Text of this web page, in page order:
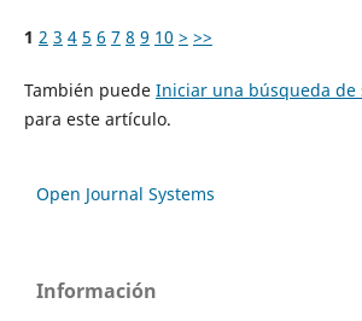
1 2 3 4 5 6 7 8 9 10 > >>
También puede Iniciar una búsqueda de
para este artículo.
Open Journal Systems
Información